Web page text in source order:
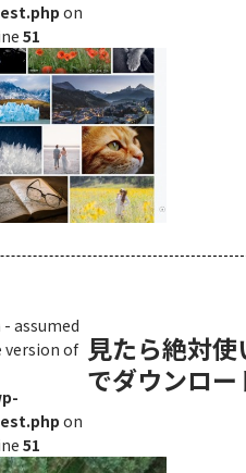
on
51
見たら絶対
でダウンロー
assumed
of
on
51